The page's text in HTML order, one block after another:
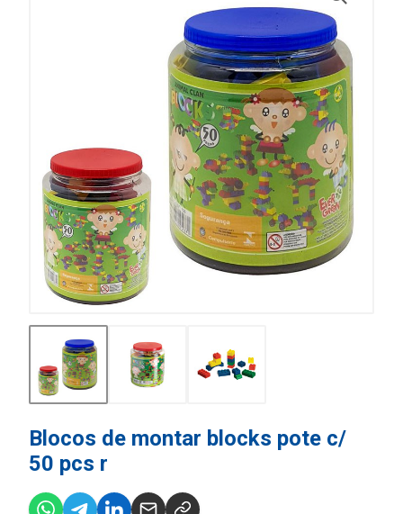
Blocos de montar blocks pote c/
50 pcs r